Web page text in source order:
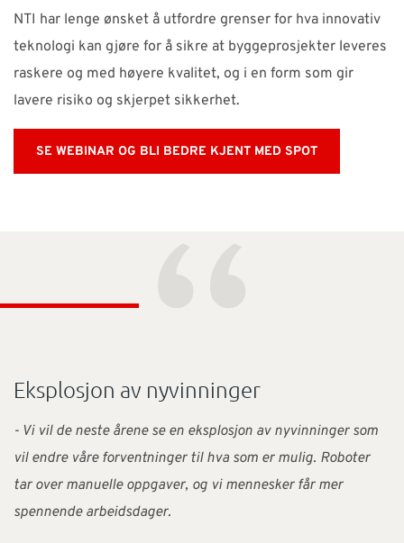
NTI har lenge ønsket å utfordre grenser for hva innovativ
teknologi kan gjøre for å sikre at byggeprosjekter leveres
raskere og med høyere kvalitet, og i en form som gir
lavere risiko og skjerpet sikkerhet.
SE WEBINAR OG BLI BEDRE KJENT MED SPOT
“
Eksplosjon av nyvinninger
- Vi vil de neste årene se en eksplosjon av nyvinninger som
vil endre våre forventninger til hva som er mulig. Roboter
tar over manuelle oppgaver, og vi mennesker får mer
spennende arbeidsdager.